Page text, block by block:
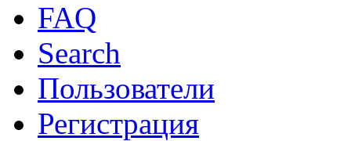
FAQ
Search
Пользователи
Регистрация